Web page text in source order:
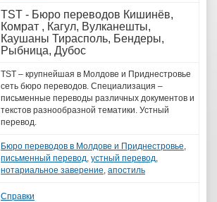
TST - Бюро переводов Кишинёв,
Комрат , Кагул, Вулканешты,
Каушаны Тирасполь, Бендеры,
Рыбница, Дубос
TST – крупнейшая в Молдове и Приднестровье
сеть бюро переводов. Специализация –
письменные переводы различных документов и
текстов разнообразной тематики. Устный
перевод.
Бюро переводов в Молдове и Приднестровье,
письменный перевод, устный перевод,
нотариальное заверение, апостиль
Справки